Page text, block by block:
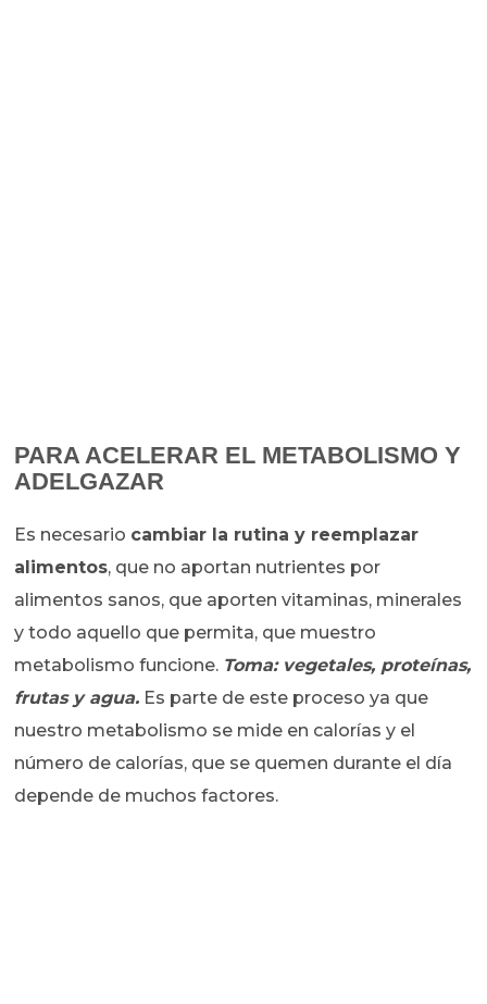
PARA ACELERAR EL METABOLISMO Y
ADELGAZAR
Es necesario cambiar la rutina y reemplazar
alimentos, que no aportan nutrientes por
alimentos sanos, que aporten vitaminas, minerales
y todo aquello que permita, que muestro
metabolismo funcione. Toma: vegetales, proteínas,
frutas y agua. Es parte de este proceso ya que
nuestro metabolismo se mide en calorías y el
número de calorías, que se quemen durante el día
depende de muchos factores.